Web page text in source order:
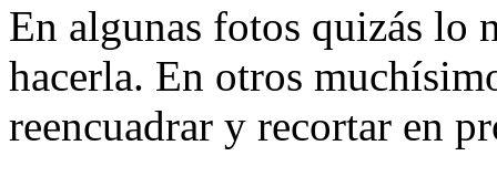
En algunas fotos quizás lo
hacerla. En otros
reencuadrar y recortar en